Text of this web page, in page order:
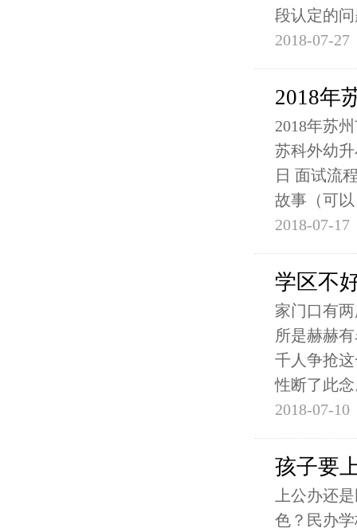
段认定的
2018-07-27
2018年
2018年苏
苏科外幼
日 面试流
故事（可以
2018-07-17
学区不
家门口有
所是赫赫
千人争抢
性断了此
2018-07-10
孩子要
上公办还
色？民办